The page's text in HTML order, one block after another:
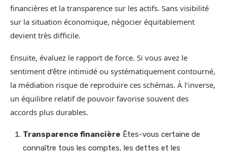
financières et la transparence sur les actifs. Sans visibilité
sur la situation économique, négocier équitablement
devient très difficile.
Ensuite, évaluez le rapport de force. Si vous avez le
sentiment d’être intimidé ou systématiquement contourné,
la médiation risque de reproduire ces schémas. À l’inverse,
un équilibre relatif de pouvoir favorise souvent des
accords plus durables.
Transparence financière Êtes-vous certaine de
connaître tous les comptes, les dettes et les